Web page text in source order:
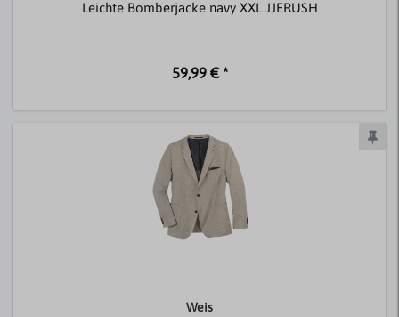
Leichte Bomberjacke navy XXL JJERUSH
59,99 € *
Weis